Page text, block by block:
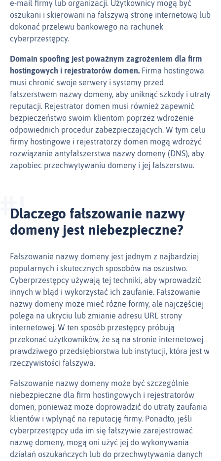
e‑mail firmy lub organizacji. Użytkownicy mogą być
oszukani i skierowani na fałszywą stronę internetową lub
dokonać przelewu bankowego na rachunek
cyberprzestępcy.
Domain spoofing jest poważnym zagrożeniem dla firm
hostingowych i rejestratorów domen. Firma hostingowa
musi chronić swoje serwery i systemy przed
fałszerstwem nazwy domeny, aby uniknąć szkody i utraty
reputacji. Rejestrator domen musi również zapewnić
bezpieczeństwo swoim klientom poprzez wdrożenie
odpowiednich procedur zabezpieczających. W tym celu
firmy hostingowe i rejestratorzy domen mogą wdrożyć
rozwiązanie antyfałszerstwa nazwy domeny (DNS), aby
zapobiec przechwytywaniu domeny i jej fałszerstwu.
Dlaczego fałszowanie nazwy
domeny jest niebezpieczne?
Fałszowanie nazwy domeny jest jednym z najbardziej
popularnych i skutecznych sposobów na oszustwo.
Cyberprzestępcy używają tej techniki, aby wprowadzić
innych w błąd i wykorzystać ich zaufanie. Fałszowanie
nazwy domeny może mieć różne formy, ale najczęściej
polega na ukryciu lub zmianie adresu URL strony
internetowej. W ten sposób przestępcy próbują
przekonać użytkowników, że są na stronie internetowej
prawdziwego przedsiębiorstwa lub instytucji, która jest w
rzeczywistości fałszywa.
Fałszowanie nazwy domeny może być szczególnie
niebezpieczne dla firm hostingowych i rejestratorów
domen, ponieważ może doprowadzić do utraty zaufania
klientów i wpłynąć na reputację firmy. Ponadto, jeśli
cyberprzestępcy uda im się fałszywie zarejestrować
nazwę domeny, mogą oni użyć jej do wykonywania
działań oszukańczych lub do przechwytywania danych